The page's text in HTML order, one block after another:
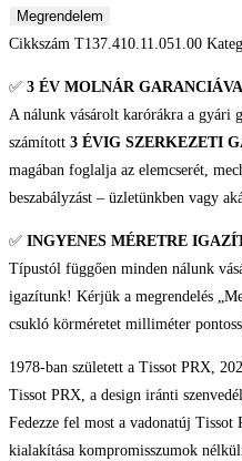
Tissot
PRX
karóra
Megrendelem
Cikkszám T137.410.11.051.00
✅ 3 ÉV MOLNÁR
A nálunk vásárolt karórákra a gyári
számított 3 ÉVIG SZERKEZETI
magában foglalja az elemcserét,
beszabályzást – üzletünkben vagy
✅ INGYENES MÉRETRE
Típustól függően minden nálunk
igazítunk! Kérjük a megrendelés
csukló körméretet milliméter
1978-ban született a Tissot PRX,
Tissot PRX, a design iránti
Fedezze fel most a vadonatúj Tissot
kialakítása kompromisszumok